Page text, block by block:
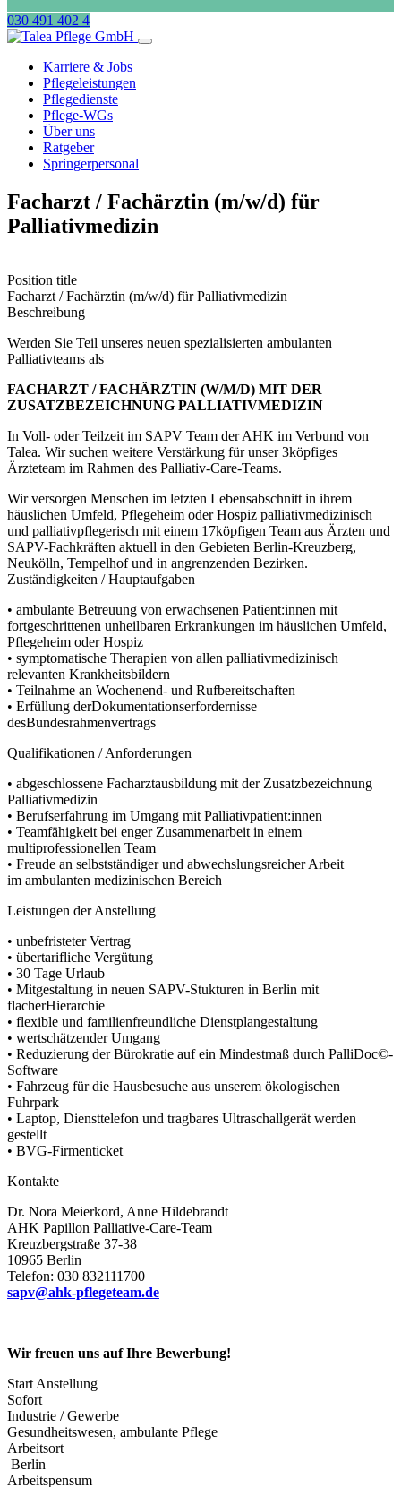
030 491 402 4
Karriere & Jobs
Pflegeleistungen
Pflegedienste
Pflege-WGs
Über uns
Ratgeber
Springerpersonal
Facharzt / Fachärztin (m/w/d) für
Palliativmedizin
Position title
Facharzt / Fachärztin (m/w/d) für Palliativmedizin
Beschreibung
Werden Sie Teil unseres neuen spezialisierten ambulanten
Palliativteams als
FACHARZT / FACHÄRZTIN (W/M/D) MIT DER
ZUSATZBEZEICHNUNG PALLIATIVMEDIZIN
In Voll- oder Teilzeit im SAPV Team der AHK im Verbund von
Talea. Wir suchen weitere Verstärkung für unser 3köpfiges
Ärzteteam im Rahmen des Palliativ-Care-Teams.
Wir versorgen Menschen im letzten Lebensabschnitt in ihrem
häuslichen Umfeld, Pflegeheim oder Hospiz palliativmedizinisch
und palliativpflegerisch mit einem 17köpfigen Team aus Ärzten und
SAPV-Fachkräften aktuell in den Gebieten Berlin-Kreuzberg,
Neukölln, Tempelhof und in angrenzenden Bezirken.
Zuständigkeiten / Hauptaufgaben
• ambulante Betreuung von erwachsenen Patient:innen mit
fortgeschrittenen unheilbaren Erkrankungen im häuslichen Umfeld,
Pflegeheim oder Hospiz
• symptomatische Therapien von allen palliativmedizinisch
relevanten Krankheitsbildern
• Teilnahme an Wochenend- und Rufbereitschaften
• Erfüllung derDokumentationserfordernisse
desBundesrahmenvertrags
Qualifikationen / Anforderungen
• abgeschlossene Facharztausbildung mit der Zusatzbezeichnung
Palliativmedizin
• Berufserfahrung im Umgang mit Palliativpatient:innen
• Teamfähigkeit bei enger Zusammenarbeit in einem
multiprofessionellen Team
• Freude an selbstständiger und abwechslungsreicher Arbeit
im ambulanten medizinischen Bereich
Leistungen der Anstellung
• unbefristeter Vertrag
• übertarifliche Vergütung
• 30 Tage Urlaub
• Mitgestaltung in neuen SAPV-Stukturen in Berlin mit
flacherHierarchie
• flexible und familienfreundliche Dienstplangestaltung
• wertschätzender Umgang
• Reduzierung der Bürokratie auf ein Mindestmaß durch PalliDoc©-
Software
• Fahrzeug für die Hausbesuche aus unserem ökologischen
Fuhrpark
• Laptop, Diensttelefon und tragbares Ultraschallgerät werden
gestellt
• BVG-Firmenticket
Kontakte
Dr. Nora Meierkord, Anne Hildebrandt
AHK Papillon Palliative-Care-Team
Kreuzbergstraße 37-38
10965 Berlin
Telefon: 030 832111700
sapv@ahk-pflegeteam.de
Wir freuen uns auf Ihre Bewerbung!
Start Anstellung
Sofort
Industrie / Gewerbe
Gesundheitswesen, ambulante Pflege
Arbeitsort
Berlin
Arbeitspensum